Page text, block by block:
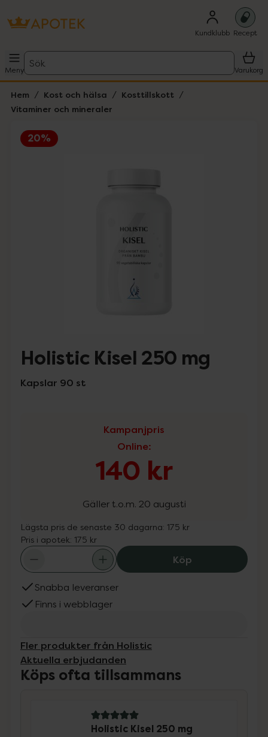
Kundklubb Recept
Meny
Sök
Varukorg
Hem Kost och hälsa
Kosttillskott
Vitaminer och mineraler
20%
Holistic Kisel 250 mg
Kapslar 90 st
Kampanjpris
Online:
140 kr
Gäller t.o.m. 20 augusti
Lägsta pris de senaste 30 dagarna: 175 kr
Pris i apotek: 175 kr
KöpHolistic Kisel
Snabba leveranser
Finns i webblager
Fler produkter från Holistic
Aktuella erbjudanden
Köps ofta tillsammans
5 av 5 i omdöme
Holistic Kisel 250 mg